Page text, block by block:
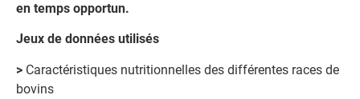
en temps opportun.
Jeux de données utilisés
> Caractéristiques nutritionnelles des différentes races de
bovins